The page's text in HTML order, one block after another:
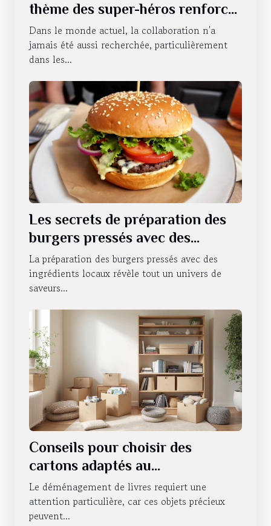
thème des super-héros renforce
le travail d'équipe ?
Dans le monde actuel, la collaboration n'a
jamais été aussi recherchée, particulièrement
dans les...
Les secrets de préparation des
burgers pressés avec des
ingrédients locaux
La préparation des burgers pressés avec des
ingrédients locaux révèle tout un univers de
saveurs...
Conseils pour choisir des
cartons adaptés au
déménagement de livres
Le déménagement de livres requiert une
attention particulière, car ces objets précieux
peuvent...